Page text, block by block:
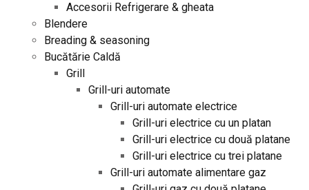
Accesorii Refrigerare & gheata
Blendere
Breading & seasoning
Bucătărie Caldă
Grill
Grill-uri automate
Grill-uri automate electrice
Grill-uri electrice cu un platan
Grill-uri electrice cu două platane
Grill-uri electrice cu trei platane
Grill-uri automate alimentare gaz